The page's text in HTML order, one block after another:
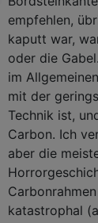
empfehlen,
kaputt war,
oder die
im
mit der
Technik ist,
Carbon. Ich
aber die
katastrophal